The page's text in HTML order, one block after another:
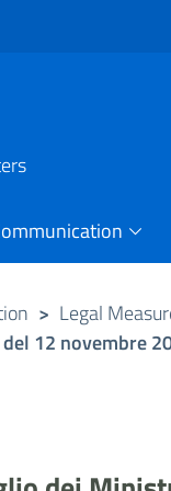
> Legal
12 novembre